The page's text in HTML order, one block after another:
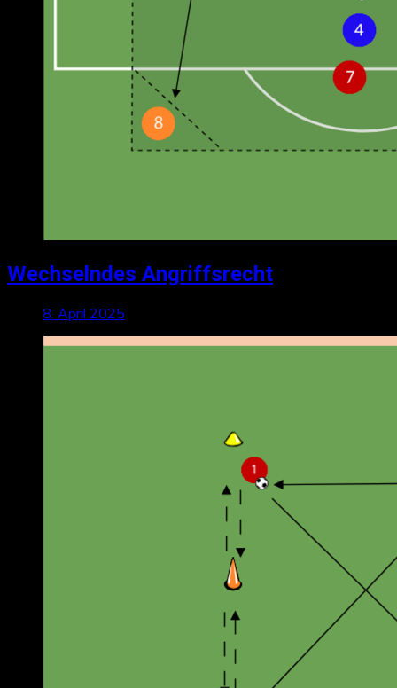
Wechselndes Angriffsrecht
8. April 2025